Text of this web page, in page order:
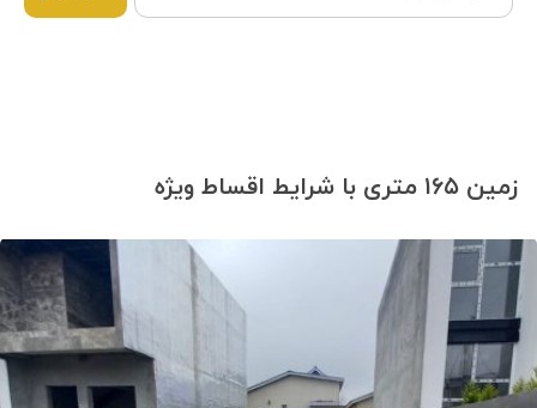
زمین ۱۶۵ متری با شرایط اقساط ویژه